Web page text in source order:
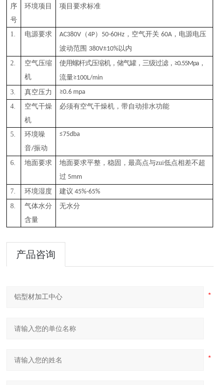
序
号
环境项目 项目要求标准
1. 电源要求 AC380V （4P） 50-60Hz ，空气开关60A ，电源电压
波动范围 380V±10%以内
2.
空气压缩
机
使用螺杆式压缩机，储气罐，三级过滤， ≥0.55Mpa ，
流量≥100L/min
3.
真空压力
≥0.6 mpa
4.
空气干燥
机
必须有空气干燥机，带自动排水功能
5.
环境噪
音/振动
≤75dba
6. 地面要求 地面要求平整，稳固，最高点与zui低点相差不超
过 5mm
7.
环境湿度 建议 45%-65%
8.
气体水分
含量
无水分
产品咨询